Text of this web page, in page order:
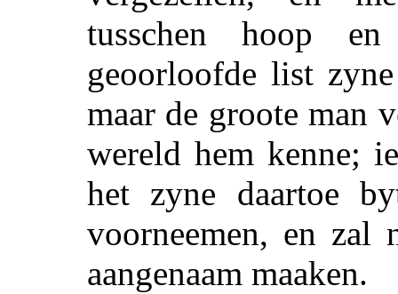
tusschen hoop
geoorloofde list
maar de groote man
wereld hem kenne;
het zyne daartoe
voorneemen, en zal
aangenaam maaken.